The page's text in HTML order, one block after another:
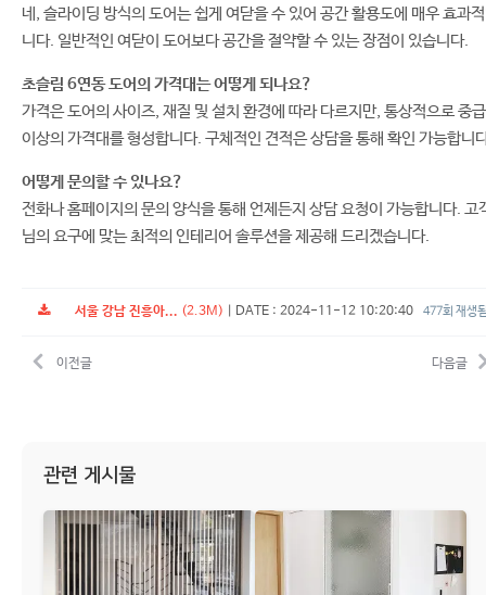
네, 슬라이딩 방식의 도어는 쉽게 여닫을 수 있어 공간 활용도에 매우 효과
니다. 일반적인 여닫이 도어보다 공간을 절약할 수 있는 장점이 있습니다.
초슬림 6연동 도어의 가격대는 어떻게 되나요?
가격은 도어의 사이즈, 재질 및 설치 환경에 따라 다르지만, 통상적으로 중급
이상의 가격대를 형성합니다. 구체적인 견적은 상담을 통해 확인 가능합니
어떻게 문의할 수 있나요?
전화나 홈페이지의 문의 양식을 통해 언제든지 상담 요청이 가능합니다. 고
님의 요구에 맞는 최적의 인테리어 솔루션을 제공해 드리겠습니다.
서울 강남 진흥아... (2.3M) 477회 재생
DATE : 2024-11-12 10:20:40
이전글 다음글
관련 게시물